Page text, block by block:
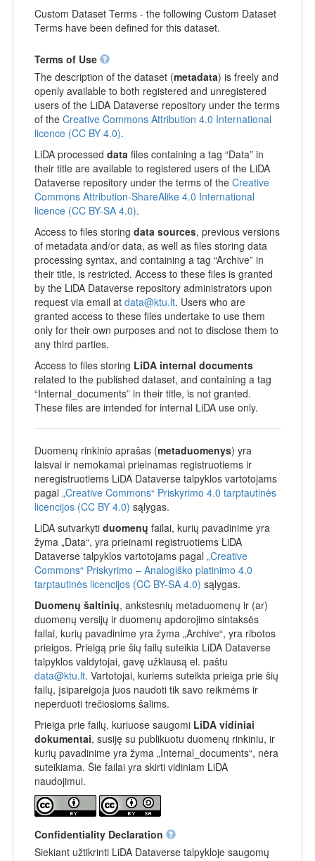
Custom Dataset Terms - the following Custom Dataset
Terms have been defined for this dataset.
Terms of Use
The description of the dataset (metadata) is freely and
openly available to both registered and unregistered
users of the LiDA Dataverse repository under the terms
of the Creative Commons Attribution 4.0 International
licence (CC BY 4.0).
LiDA processed data files containing a tag “Data” in
their title are available to registered users of the LiDA
Dataverse repository under the terms of the Creative
Commons Attribution-ShareAlike 4.0 International
licence (CC BY-SA 4.0).
Access to files storing data sources, previous versions
of metadata and/or data, as well as files storing data
processing syntax, and containing a tag “Archive” in
their title, is restricted. Access to these files is granted
by the LiDA Dataverse repository administrators upon
request via email at data@ktu.lt. Users who are
granted access to these files undertake to use them
only for their own purposes and not to disclose them to
any third parties.
Access to files storing LiDA internal documents
related to the published dataset, and containing a tag
“Internal_documents” in their title, is not granted.
These files are intended for internal LiDA use only.
Duomenų rinkinio aprašas (metaduomenys) yra
laisvai ir nemokamai prieinamas registruotiems ir
neregistruotiems LiDA Dataverse talpyklos vartotojams
pagal „Creative Commons“ Priskyrimo 4.0 tarptautinės
licencijos (CC BY 4.0) sąlygas.
LiDA sutvarkyti duomenų failai, kurių pavadinime yra
žyma „Data“, yra prieinami registruotiems LiDA
Dataverse talpyklos vartotojams pagal „Creative
Commons“ Priskyrimo – Analogiško platinimo 4.0
tarptautinės licencijos (CC BY-SA 4.0) sąlygas.
Duomenų šaltinių, ankstesnių metaduomenų ir (ar)
duomenų versijų ir duomenų apdorojimo sintaksės
failai, kurių pavadinime yra žyma „Archive“, yra ribotos
prieigos. Prieigą prie šių failų suteikia LiDA Dataverse
talpyklos valdytojai, gavę užklausą el. paštu
data@ktu.lt. Vartotojai, kuriems suteikta prieiga prie šių
failų, įsipareigoja juos naudoti tik savo reikmėms ir
neperduoti trečiosioms šalims.
Prieiga prie failų, kuriuose saugomi LiDA vidiniai
dokumentai, susiję su publikuotu duomenų rinkiniu, ir
kurių pavadinime yra žyma „Internal_documents“, nėra
suteikiama. Šie failai yra skirti vidiniam LiDA
naudojimui.
Confidentiality Declaration
Siekiant užtikrinti LiDA Dataverse talpykloje saugomų